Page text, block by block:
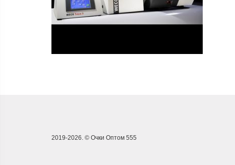
2019-2026. © Очки Оптом 555